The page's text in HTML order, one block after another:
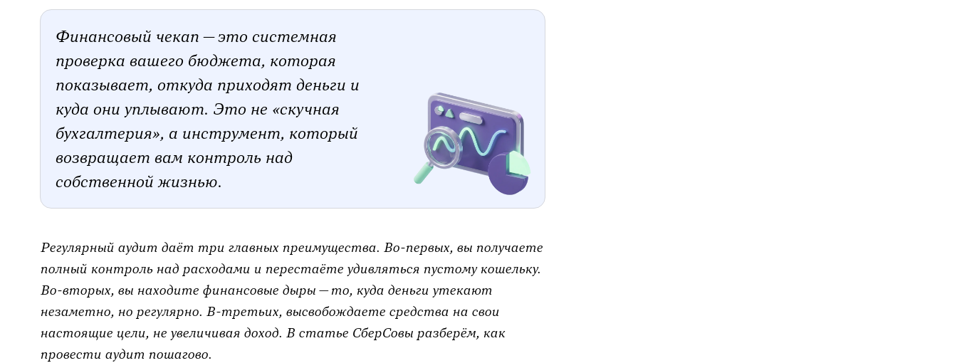
Финансовый чекап — это системная
проверка вашего бюджета, которая
показывает, откуда приходят деньги и
куда они уплывают. Это не «скучная
бухгалтерия», а инструмент, который
возвращает вам контроль над
собственной жизнью.
Регулярный аудит даёт три главных преимущества. Во-первых, вы получаете
полный контроль над расходами и перестаёте удивляться пустому кошельку.
Во-вторых, вы находите финансовые дыры — то, куда деньги утекают
незаметно, но регулярно. В-третьих, высвобождаете средства на свои
настоящие цели, не увеличивая доход. В статье СберСовы разберём, как
провести аудит пошагово.